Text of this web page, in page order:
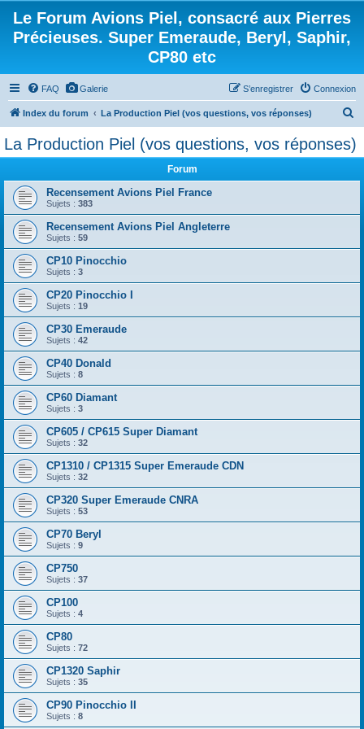
Le Forum Avions Piel, consacré aux Pierres
Précieuses. Super Emeraude, Beryl, Saphir,
CP80 etc
FAQ Galerie Connexion
S’enregistrer
Index du forum La Production Piel (vos questions, vos réponses)
c
h
La Production Piel (vos questions, vos réponses)
Forum
Recensement Avions Piel France
Sujets : 383
Recensement Avions Piel Angleterre
Sujets : 59
CP10 Pinocchio
Sujets : 3
CP20 Pinocchio I
Sujets : 19
CP30 Emeraude
Sujets : 42
CP40 Donald
Sujets : 8
CP60 Diamant
Sujets : 3
CP605 / CP615 Super Diamant
Sujets : 32
CP1310 / CP1315 Super Emeraude CDN
Sujets : 32
CP320 Super Emeraude CNRA
Sujets : 53
CP70 Beryl
Sujets : 9
CP750
Sujets : 37
CP100
Sujets : 4
CP80
Sujets : 72
CP1320 Saphir
Sujets : 35
CP90 Pinocchio II
Sujets : 8